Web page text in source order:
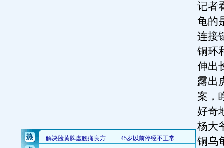
记者
龟的
连接
铜环
伸出
露出
案，
好奇
杨大
铜乌